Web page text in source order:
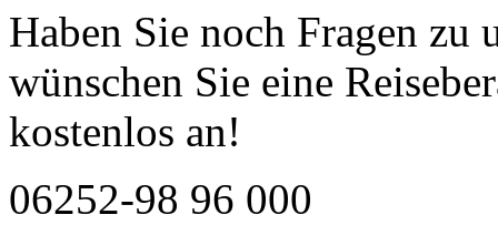
Haben Sie noch Fragen zu
wünschen Sie eine
kostenlos an!
06252-98 96 000